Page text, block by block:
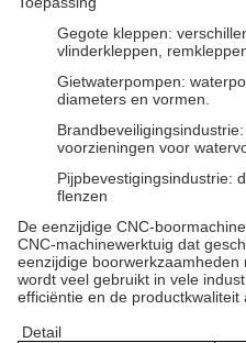
Gegote kleppen:
vlinderkleppen,
Gietwaterpompen:
diameters en vormen.
voorzieningen voor
Pijpbevestigingsindustrie:
flenzen
De eenzijdige CNC-
CNC-machinewerktuig dat
eenzijdige
wordt veel gebruikt in vele
efficiëntie en de productkwaliteit
Detail